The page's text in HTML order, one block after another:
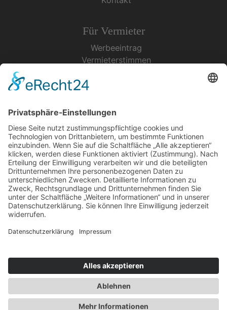
Für Vermieter
Werbeeintrag
Vermieterstimmen
Urlaubsservice
Bücher, Karten & CD's
Ihre Anreise
Wetter
Links
Nutzungsbedingungen
Datenschutz
Reiseoasen.de